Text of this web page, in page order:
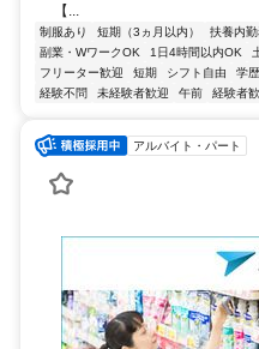
【...
制服あり 短期（3ヵ月以内） 扶養内
副業・WワークOK
1日4時間以内OK
フリーター歓迎
短期 シフト自由 学
経験不問
未経験者歓迎 午前 経験者
アルバイト・パート